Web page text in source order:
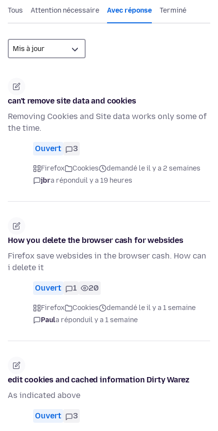
Tous Attention nécessaire Avec réponse Terminé
can't remove site data and cookies
Removing Cookies and Site data works only some of
the time.
Ouvert 3
Firefox Cookies
demandé le il y a 2 semaines
jbra réponduil y a 19 heures
How you delete the browser cash for websides
Firefox save websides in the browser cash. How can
i delete it
Ouvert 1 20
Firefox Cookies
demandé le il y a 1 semaine
Paula réponduil y a 1 semaine
edit cookies and cached information Dirty Warez
As indicated above
Ouvert 3